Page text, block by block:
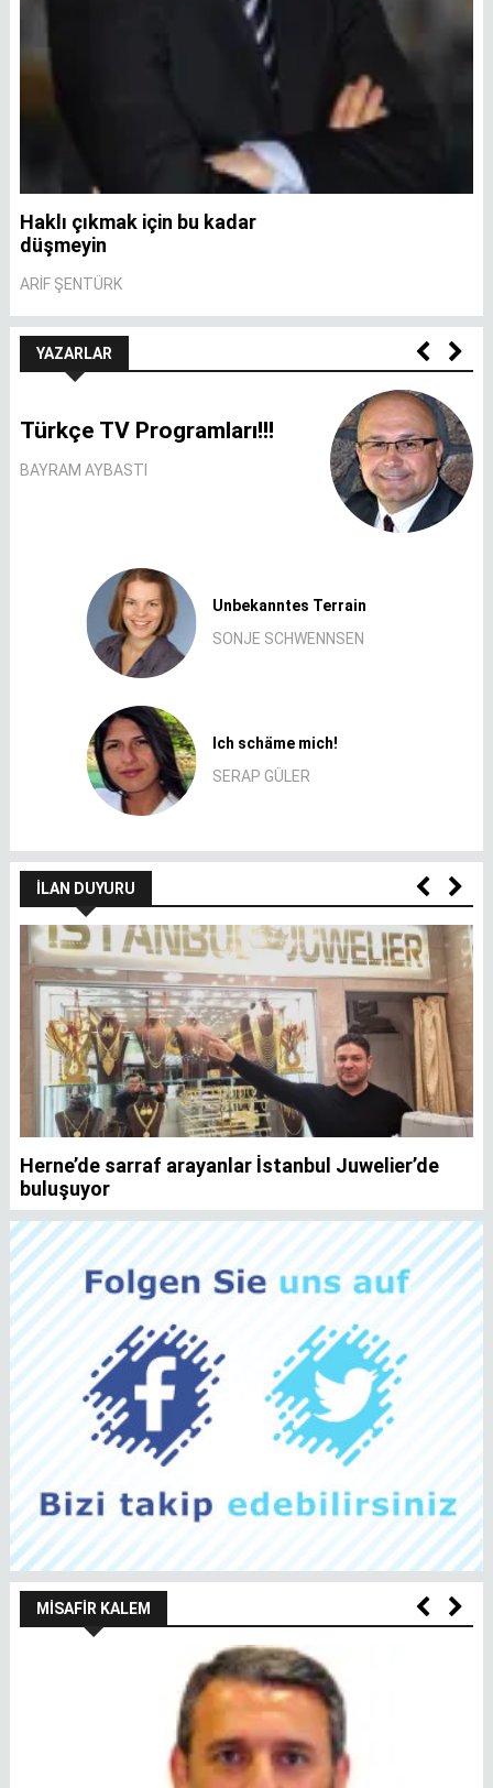
Haklı çıkmak için bu kadar
düşmeyin
ARIF ŞENTÜRK
YAZARLAR
Türkçe TV Programları!!!
BAYRAM AYBASTI
Unbekanntes Terrain
SONJE SCHWENNSEN
Ich schäme mich!
SERAP GÜLER
İLAN DUYURU
Herne’de sarraf arayanlar İstanbul Juwelier’de
buluşuyor
MISAFIR KALEM